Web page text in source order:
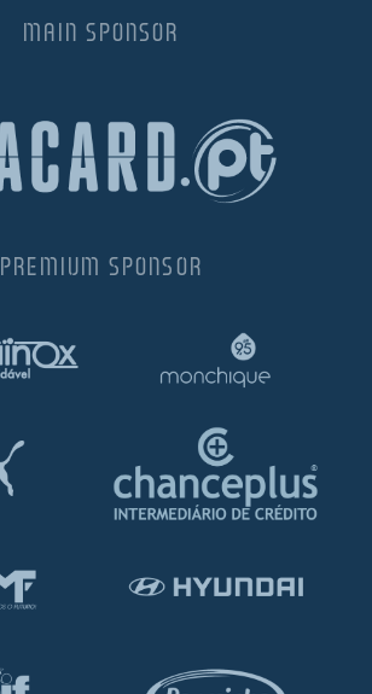
MAIN SPONSOR
PREMIUM SPONSOR